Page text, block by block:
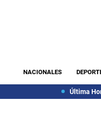
NACIONALES
Última